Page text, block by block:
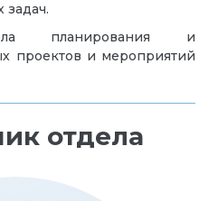
задач.
планирования и
проектов и мероприятий
отдела